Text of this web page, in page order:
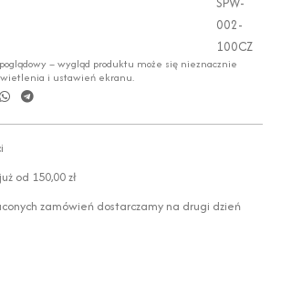
002-
100CZ
– wygląd produktu może się nieznacznie
i ustawień ekranu.
od 150,00 zł
zamówień dostarczamy na drugi dzień